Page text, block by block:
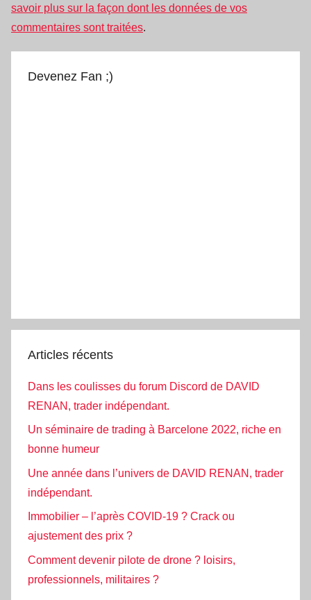
savoir plus sur la façon dont les données de vos
commentaires sont traitées.
Devenez Fan ;)
Articles récents
Dans les coulisses du forum Discord de DAVID
RENAN, trader indépendant.
Un séminaire de trading à Barcelone 2022, riche en
bonne humeur
Une année dans l’univers de DAVID RENAN, trader
indépendant.
Immobilier – l’après COVID-19 ? Crack ou
ajustement des prix ?
Comment devenir pilote de drone ? loisirs,
professionnels, militaires ?